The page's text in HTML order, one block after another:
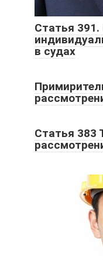
Статья
в судах
Статья 383